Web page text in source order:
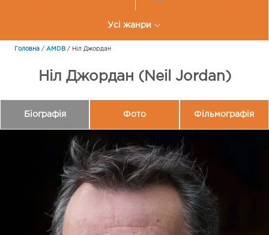
Усі жанри
Головна / AMDB / Ніл Джордан
Ніл Джордан (Neil Jordan)
Біографія Фото Фільмографія